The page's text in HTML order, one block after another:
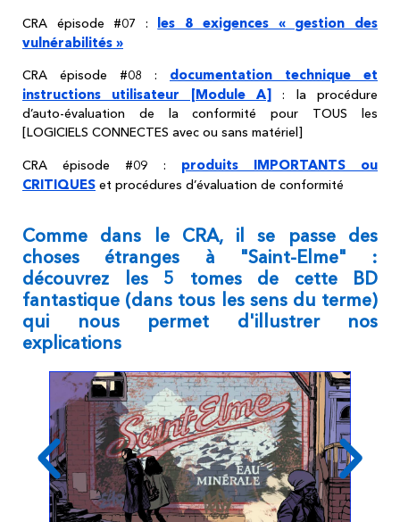
CRA épisode #07 : les 8 exigences « gestion des
vulnérabilités »
CRA épisode #08 : documentation technique et
instructions utilisateur [Module A]
: la procédure
d’auto-évaluation de la conformité pour TOUS les
[LOGICIELS CONNECTES avec ou sans matériel]
CRA épisode #09 : produits IMPORTANTS ou
CRITIQUES et procédures d’évaluation de conformité
Comme dans le CRA, il se passe des
choses étranges à "Saint-Elme" :
découvrez les 5 tomes de cette BD
fantastique (dans tous les sens du terme)
qui nous permet d'illustrer nos
explications